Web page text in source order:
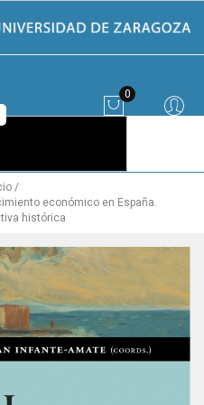
0
económico en España.
histórica